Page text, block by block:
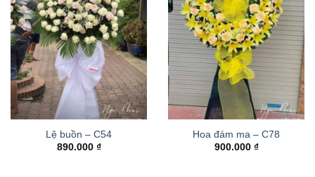
Lệ buồn – C54
890.000 ₫
Hoa đám ma – C78
900.000 ₫